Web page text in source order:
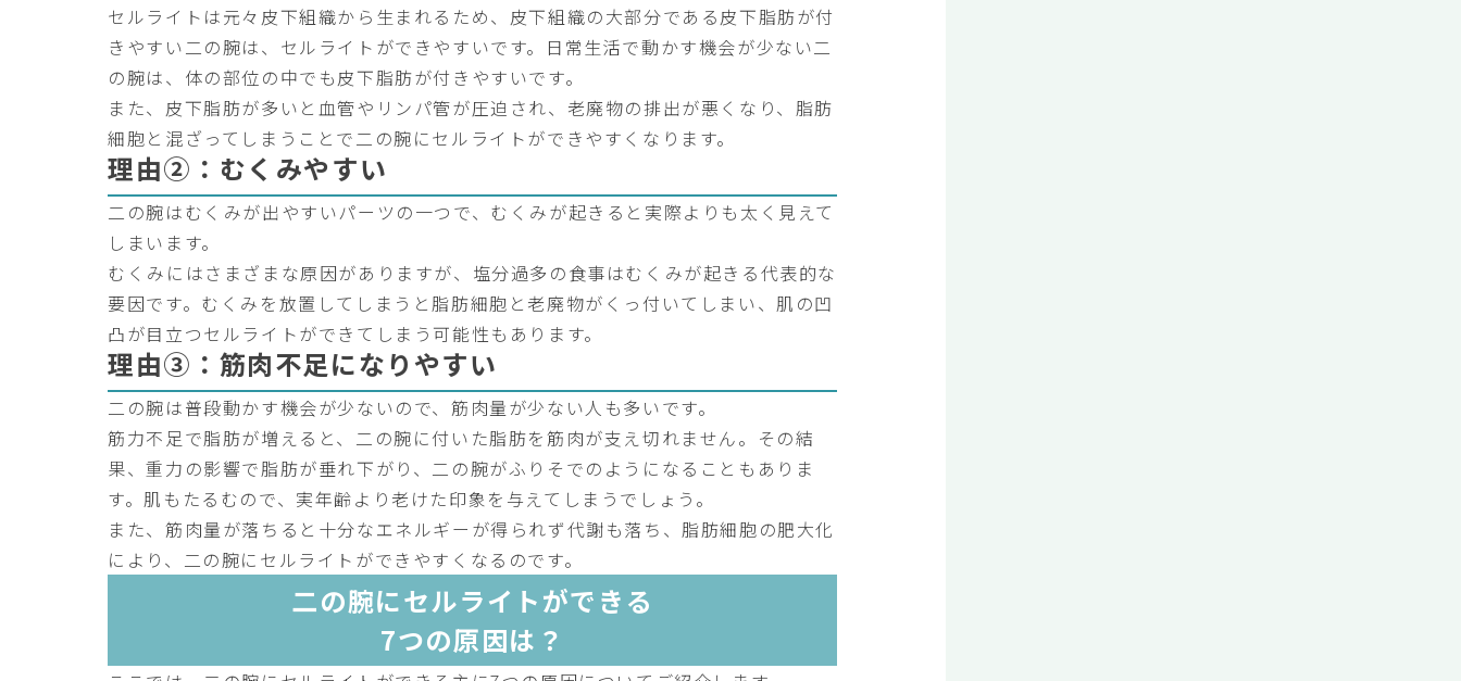
セルライトは元々皮下組織から生まれるため、皮下組織の大部分である皮下脂肪が付
きやすい二の腕は、セルライトができやすいです。日常生活で動かす機会が少ない二
の腕は、体の部位の中でも皮下脂肪が付きやすいです。
また、皮下脂肪が多いと血管やリンパ管が圧迫され、老廃物の排出が悪くなり、脂肪
細胞と混ざってしまうことで二の腕にセルライトができやすくなります。
理由②：むくみやすい
二の腕はむくみが出やすいパーツの一つで、むくみが起きると実際よりも太く見えて
しまいます。
むくみにはさまざまな原因がありますが、塩分過多の食事はむくみが起きる代表的な
要因です。むくみを放置してしまうと脂肪細胞と老廃物がくっ付いてしまい、肌の凹
凸が目立つセルライトができてしまう可能性もあります。
理由③：筋肉不足になりやすい
二の腕は普段動かす機会が少ないので、筋肉量が少ない人も多いです。
筋力不足で脂肪が増えると、二の腕に付いた脂肪を筋肉が支え切れません。その結
果、重力の影響で脂肪が垂れ下がり、二の腕がふりそでのようになることもありま
す。肌もたるむので、実年齢より老けた印象を与えてしまうでしょう。
また、筋肉量が落ちると十分なエネルギーが得られず代謝も落ち、脂肪細胞の肥大化
により、二の腕にセルライトができやすくなるのです。
二の腕にセルライトができる
7つの原因は？